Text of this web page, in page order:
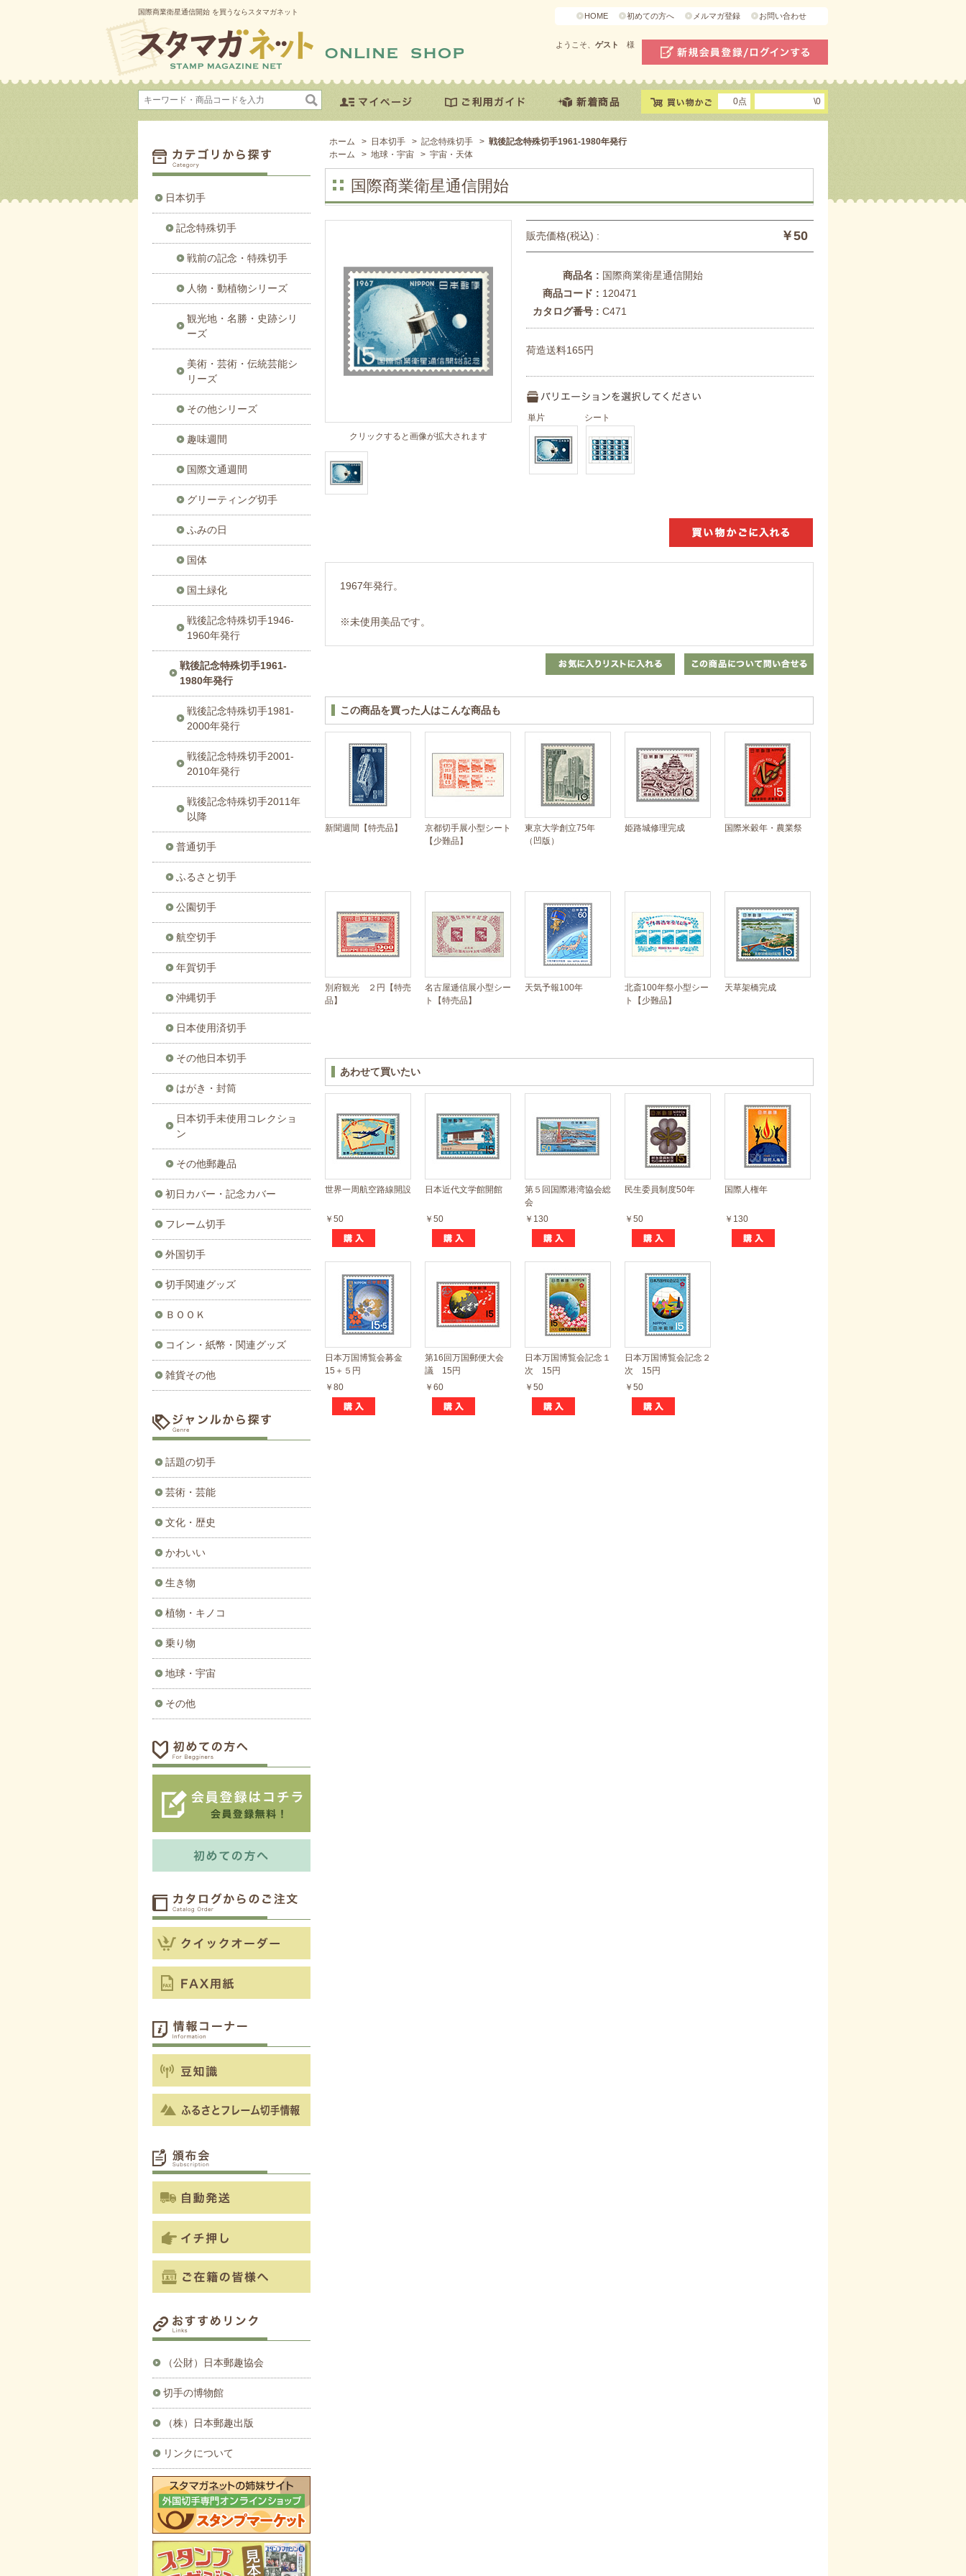
国際商業衛星通信開始 を買うならスタマガネット HOME 初めての方へ メルマガ登録 お問い合わせ
ようこそ、 ゲスト 様
0点 \0
ホーム > 日本切手 > 記念特殊切手 > 戦後記念特殊切手1961-1980年発行
ホーム
> 地球・宇宙 > 宇宙・天体
国際商業衛星通信開始
クリックすると画像が拡大されます
販売価格(税込) : ￥50
商品名 : 国際商業衛星通信開始
商品コード : 120471
カタログ番号 : C471
荷造送料165円
単片 シート
1967年発行。
※未使用美品です。
この商品を買った人はこんな商品も
新聞週間【特売品】
京都切手展小型シート
【少難品】
東京大学創立75年
（凹版）
姫路城修理完成 国際米穀年・農業祭
別府観光 ２円【特売
品】
名古屋逓信展小型シー
ト【特売品】
天気予報100年
北斎100年祭小型シー
ト【少難品】
天草架橋完成
あわせて買いたい
世界一周航空路線開設
￥50
日本近代文学館開館
￥50
第５回国際港湾協会総
会
￥130
民生委員制度50年
￥50
国際人権年
￥130
日本万国博覧会募金
15＋５円
￥80
第16回万国郵便大会
議 15円
￥60
日本万国博覧会記念１
次 15円
￥50
日本万国博覧会記念２
次 15円
￥50
日本切手
記念特殊切手
戦前の記念・特殊切手
人物・動植物シリーズ
観光地・名勝・史跡シリ
ーズ
美術・芸術・伝統芸能シ
リーズ
その他シリーズ
趣味週間
国際文通週間
グリーティング切手
ふみの日
国体
国土緑化
戦後記念特殊切手1946-
1960年発行
戦後記念特殊切手1961-
1980年発行
戦後記念特殊切手1981-
2000年発行
戦後記念特殊切手2001-
2010年発行
戦後記念特殊切手2011年
以降
普通切手
ふるさと切手
公園切手
航空切手
年賀切手
沖縄切手
日本使用済切手
その他日本切手
はがき・封筒
日本切手未使用コレクショ
ン
その他郵趣品
初日カバー・記念カバー
フレーム切手
外国切手
切手関連グッズ
ＢＯＯＫ
コイン・紙幣・関連グッズ
雑貨その他
話題の切手
芸術・芸能
文化・歴史
かわいい
生き物
植物・キノコ
乗り物
地球・宇宙
その他
（公財）日本郵趣協会
切手の博物館
（株）日本郵趣出版
リンクについて